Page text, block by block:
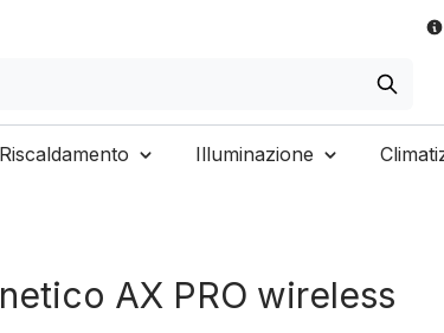
Riscaldamento Illuminazione
AX PRO wireless